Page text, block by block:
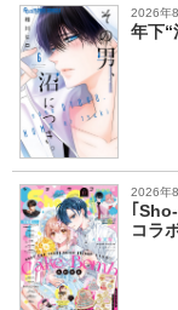
2026年
年下
2026年
｢
コラ